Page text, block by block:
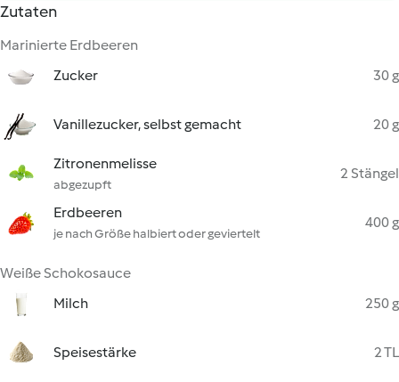
Zutaten
Marinierte Erdbeeren
Zucker
30 g
Vanillezucker, selbst gemacht 20 g
Zitronenmelisse
abgezupft
2 Stängel
Erdbeeren
je nach Größe halbiert oder geviertelt
400 g
Weiße Schokosauce
Milch
250 g
Speisestärke 2 TL